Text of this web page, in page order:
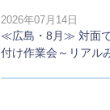
2026年07月14日
≪広島・8月≫ 対面
付け作業会～リアル